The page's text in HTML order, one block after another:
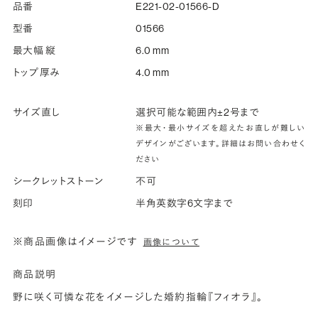
品番
E221-02-01566-D
型番
01566
最大幅 縦
6.0 mm
トップ厚み
4.0 mm
サイズ直し 選択可能な範囲内±2号まで
※最大・最小サイズを超えたお直しが難しい
デザインがございます。詳細はお問い合わせく
ださい
シークレットストーン
不可
刻印
半角英数字6文字まで
※商品画像はイメージです 画像について
商品説明
野に咲く可憐な花をイメージした婚約指輪『フィオラ』。